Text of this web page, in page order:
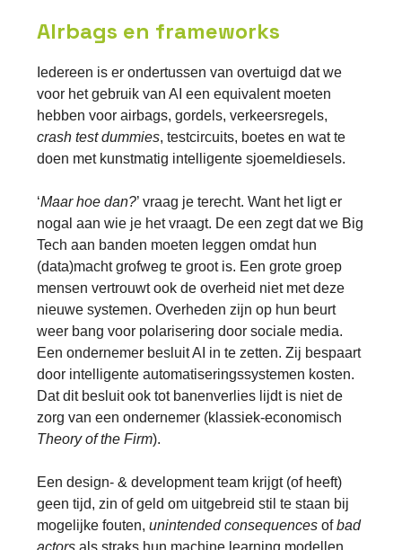
AIrbags en frameworks
Iedereen is er ondertussen van overtuigd dat we
voor het gebruik van AI een equivalent moeten
hebben voor airbags, gordels, verkeersregels,
crash test dummies, testcircuits, boetes en wat te
doen met kunstmatig intelligente sjoemeldiesels.
‘Maar hoe dan?’ vraag je terecht. Want het ligt er
nogal aan wie je het vraagt. De een zegt dat we Big
Tech aan banden moeten leggen omdat hun
(data)macht grofweg te groot is. Een grote groep
mensen vertrouwt ook de overheid niet met deze
nieuwe systemen. Overheden zijn op hun beurt
weer bang voor polarisering door sociale media.
Een ondernemer besluit AI in te zetten. Zij bespaart
door intelligente automatiseringssystemen kosten.
Dat dit besluit ook tot banenverlies lijdt is niet de
zorg van een ondernemer (klassiek-economisch
Theory of the Firm).
Een design- & development team krijgt (of heeft)
geen tijd, zin of geld om uitgebreid stil te staan bij
mogelijke fouten, unintended consequences ofbad
actors als straks hun machine learning modellen